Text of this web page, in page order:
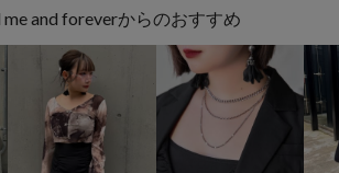
me and foreverからのおすすめ